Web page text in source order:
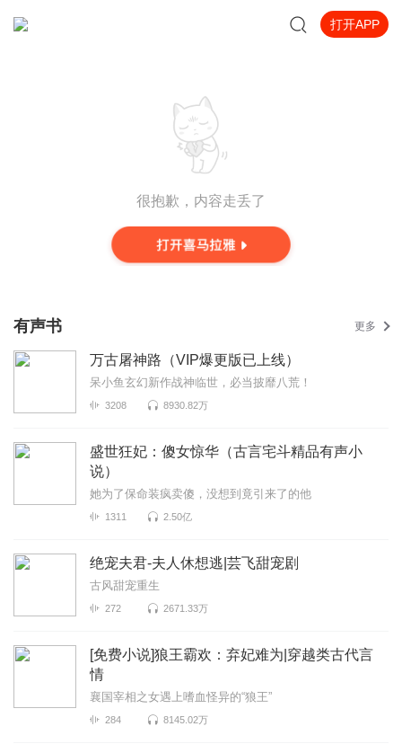
打开APP
很抱歉，内容走丢了
有声书 更多
万古屠神路（VIP爆更版已上线）
呆小鱼玄幻新作战神临世，必当披靡八荒！
3208 8930.82万
盛世狂妃：傻女惊华（古言宅斗精品有声小
说）
她为了保命装疯卖傻，没想到竟引来了的他
1311 2.50亿
绝宠夫君-夫人休想逃|芸飞甜宠剧
古风甜宠重生
272 2671.33万
[免费小说]狼王霸欢：弃妃难为|穿越类古代言
情
襄国宰相之女遇上嗜血怪异的“狼王”
284 8145.02万